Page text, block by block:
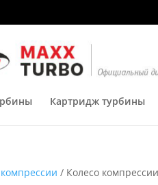
Картридж турбины
/ Колесо